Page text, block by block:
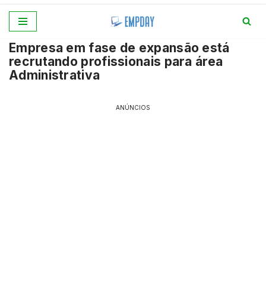
para
o
conteúdo
Empresa em fase de expansão está
recrutando profissionais para área
Administrativa
ANÚNCIOS